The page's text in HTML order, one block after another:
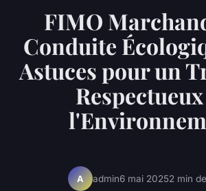
FIMO
Conduite
Astuces pour un
A admin6 mai 20252 min